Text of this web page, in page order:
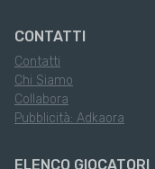
CONTATTI
Contatti
Chi Siamo
Collabora
Pubblicità: Adkaora
ELENCO GIOCATORI